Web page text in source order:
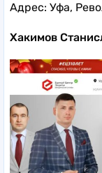
Адрес: Уфа,
Хакимов